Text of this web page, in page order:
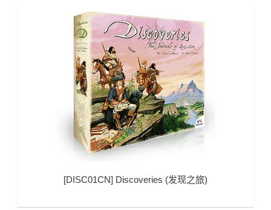
[DISC01CN] Discoveries (发现之旅)